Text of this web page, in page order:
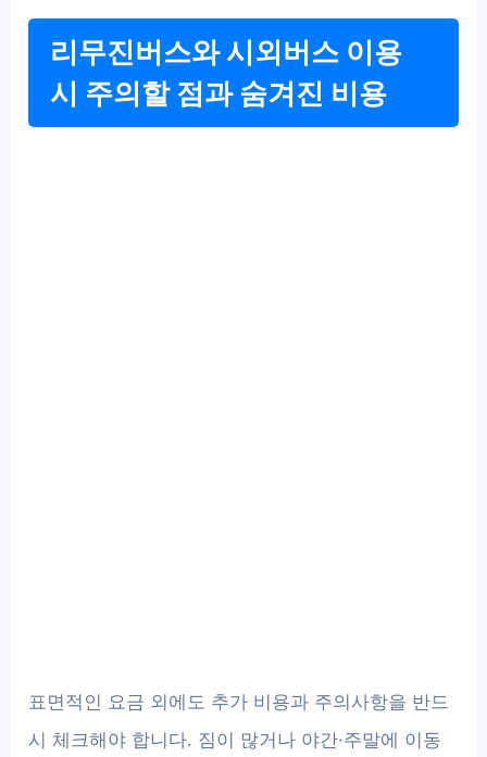
리무진버스와 시외버스 이용
시 주의할 점과 숨겨진 비용
표면적인 요금 외에도 추가 비용과 주의사항을 반드
시 체크해야 합니다. 짐이 많거나 야간·주말에 이동